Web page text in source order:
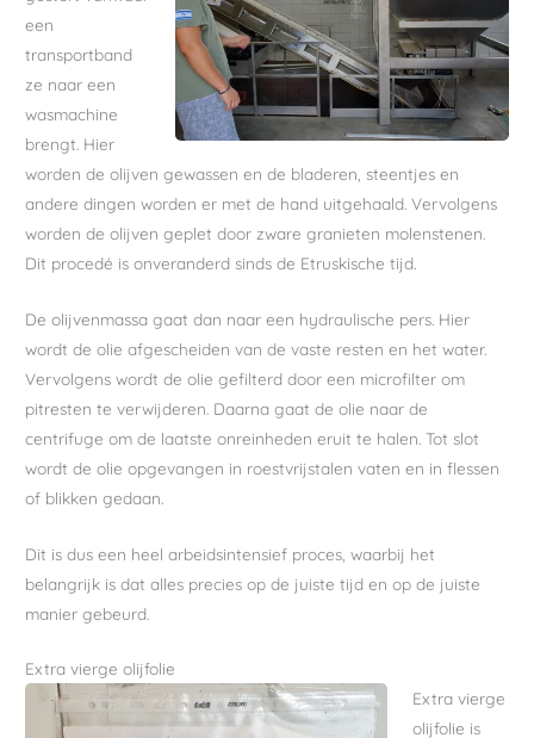
een
transportband
ze naar een
wasmachine
brengt. Hier
worden de olijven gewassen en de bladeren, steentjes en
andere dingen worden er met de hand uitgehaald. Vervolgens
worden de olijven geplet door zware granieten molenstenen.
Dit procedé is onveranderd sinds de Etruskische tijd.
De olijvenmassa gaat dan naar een hydraulische pers. Hier
wordt de olie afgescheiden van de vaste resten en het water.
Vervolgens wordt de olie gefilterd door een microfilter om
pitresten te verwijderen. Daarna gaat de olie naar de
centrifuge om de laatste onreinheden eruit te halen. Tot slot
wordt de olie opgevangen in roestvrijstalen vaten en in flessen
of blikken gedaan.
Dit is dus een heel arbeidsintensief proces, waarbij het
belangrijk is dat alles precies op de juiste tijd en op de juiste
manier gebeurd.
Extra vierge olijfolie
Extra vierge
olijfolie is